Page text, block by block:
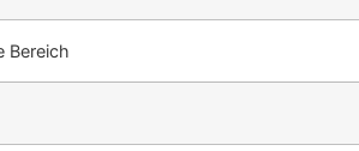
Bereich